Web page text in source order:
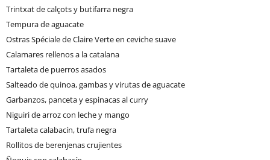
Trintxat de calçots y butifarra negra
Tempura de aguacate
Ostras Spéciale de Claire Verte en ceviche suave
Calamares rellenos a la catalana
Tartaleta de puerros asados
Salteado de quinoa, gambas y virutas de aguacate
Garbanzos, panceta y espinacas al curry
Niguiri de arroz con leche y mango
Tartaleta calabacín, trufa negra
Rollitos de berenjenas crujientes